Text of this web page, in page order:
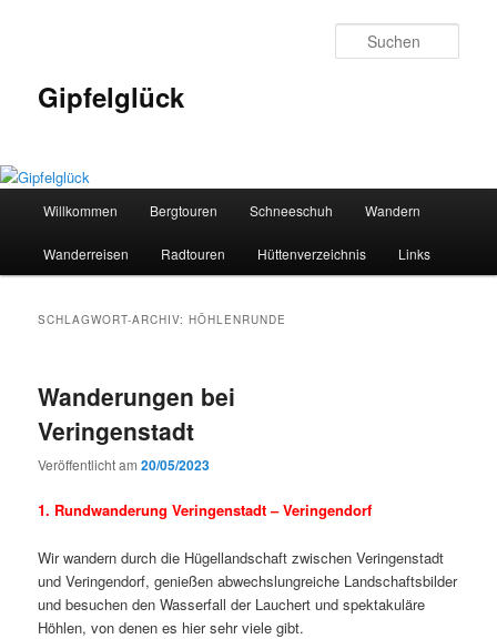
Gipfelglück
Willkommen Bergtouren Schneeschuh Wandern
Wanderreisen Radtouren Hüttenverzeichnis Links
SCHLAGWORT-ARCHIV:HÖHLENRUNDE
Wanderungen bei
Veringenstadt
Veröffentlicht am20/05/2023
1. Rundwanderung Veringenstadt – Veringendorf
Wir wandern durch die Hügellandschaft zwischen Veringenstadt
und Veringendorf, genießen abwechslungreiche Landschaftsbilder
und besuchen den Wasserfall der Lauchert und spektakuläre
Höhlen, von denen es hier sehr viele gibt.